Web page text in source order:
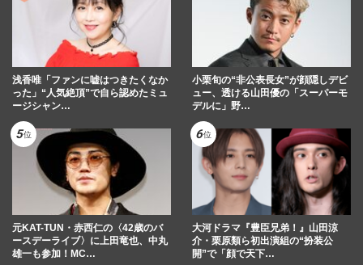
浅香唯「ファンに嘘はつきたくなか
った」“人気絶頂”で自ら認めたミュ
ージシャン…
小栗旬の“非公表長女”が顔隠しデビ
ュー、透ける山田優の「スーパーモ
デルに」野…
元KAT-TUN・赤西仁の〈42歳のバ
ースデーライブ〉に上田竜也、中丸
雄一も参加！MC…
大河ドラマ『豊臣兄弟！』山田涼
介・栗原類ら初出演組の“扮装公
開”で「顔で天下…